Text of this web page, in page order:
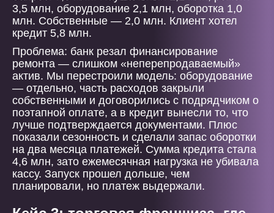
3,5 млн, оборудование 2,1 млн, оборотка 1,0
млн. Собственные — 2,0 млн. Клиент хотел
кредит 5,8 млн.
Проблема: банк резал финансирование
ремонта — слишком «неперепродаваемый»
актив. Мы перестроили модель: оборудование
— отдельно, часть расходов закрыли
собственными и договорились с подрядчиком о
поэтапной оплате, а в кредит вынесли то, что
лучше подтверждается документами. Плюс
показали сезонность и сделали запас оборотки
на два месяца платежей. Сумма кредита стала
4,6 млн, зато ежемесячная нагрузка не убивала
кассу. Запуск прошел дольше, чем
планировали, но платеж выдержали.